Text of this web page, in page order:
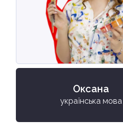
Оксана
українська мова